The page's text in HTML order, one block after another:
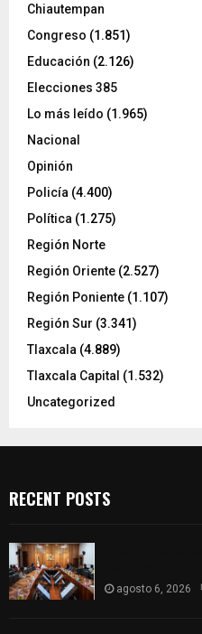
Chiautempan
Congreso (1.851)
Educación (2.126)
Elecciones 385
Lo más leído (1.965)
Nacional
Opinión
Policía (4.400)
Política (1.275)
Región Norte
Región Oriente (2.527)
Región Poniente (1.107)
Región Sur (3.341)
Tlaxcala (4.889)
Tlaxcala Capital (1.532)
Uncategorized
RECENT POSTS
agosto 6, 2026